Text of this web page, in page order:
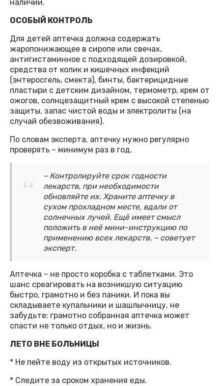
наличии.
ОСОБЫЙ КОНТРОЛЬ
Для детей аптечка должна содержать
жаропонижающее в сиропе или свечах,
антигистаминное с подходящей дозировкой,
средства от колик и кишечных инфекций
(энтеросгель, смекта), бинты, бактерицидные
пластыри с детским дизайном, термометр, крем от
ожогов, солнцезащитный крем с высокой степенью
защиты, запас чистой воды и электролиты (на
случай обезвоживания).
По словам эксперта, аптечку нужно регулярно
проверять – минимум раз в год.
– Контролируйте срок годности
лекарств, при необходимости
обновляйте их. Храните аптечку в
сухом прохладном месте, вдали от
солнечных лучей. Ещё имеет смысл
положить в неё мини-инструкцию по
применению всех лекарств, – советует
эксперт.
Аптечка – не просто коробка с таблетками. Это
шанс среагировать на возникшую ситуацию
быстро, грамотно и без паники. И пока вы
складываете купальники и шашлычницу, не
забудьте: грамотно собранная аптечка может
спасти не только отдых, но и жизнь.
ЛЕТО ВНЕ БОЛЬНИЦЫ
* Не пейте воду из открытых источников.
* Следите за сроком хранения еды.